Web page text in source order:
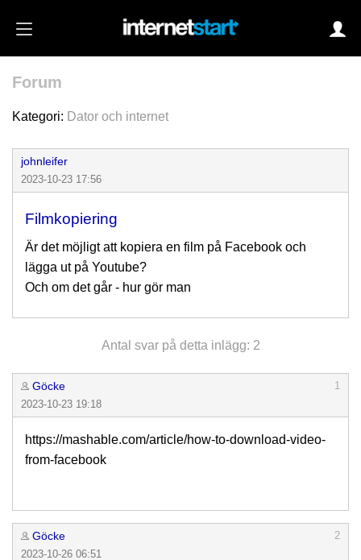
Forum
Kategori: Dator och internet
johnleifer
2023-10-23 17:56
Filmkopiering
Är det möjligt att kopiera en film på Facebook och
lägga ut på Youtube?
Och om det går - hur gör man
Antal svar på detta inlägg: 2
Göcke
1
2023-10-23 19:18
https://mashable.com/article/how-to-download-video-
from-facebook
Göcke
2
2023-10-26 06:51